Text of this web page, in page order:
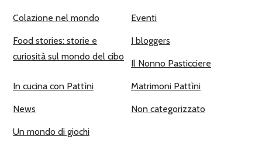
Colazione nel mondo Eventi
Food stories: storie e
curiosità sul mondo del cibo
I bloggers
Il Nonno Pasticciere
In cucina con Pattìni Matrimoni Pattìni
News Non categorizzato
Un mondo di giochi